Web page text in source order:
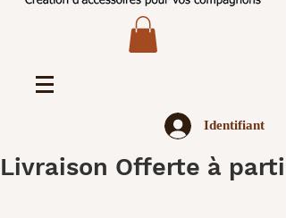
Identifiant
Livraison Offerte à